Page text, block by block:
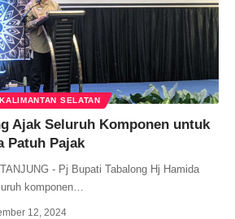
KALIMANTAN SELATAN
Ajak Seluruh Komponen untuk
Patuh Pajak
- Pj Bupati Tabalong Hj Hamida
komponen…
12, 2024